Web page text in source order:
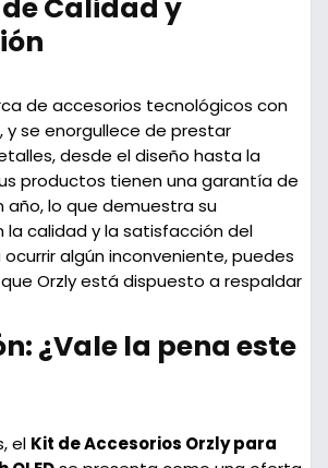
Calidad y
de accesorios tecnológicos con
y se enorgullece de prestar
desde el diseño hasta la
productos tienen unagarantía de
año, lo que demuestra su
la calidad y la satisfacción del
ocurrir algún inconveniente, puedes
Orzly está dispuesto a respaldar
¿Vale la pena este
el Kit de Accesorios Orzly para